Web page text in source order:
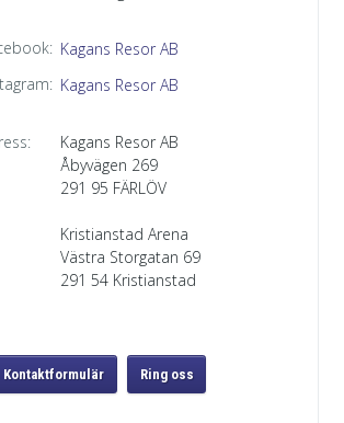
Kagans Resor AB
Kagans Resor AB
Kagans Resor AB
Åbyvägen 269
291 95 FÄRLÖV
Kristianstad Arena
Västra Storgatan 69
291 54 Kristianstad
Kontaktformulär Ring oss